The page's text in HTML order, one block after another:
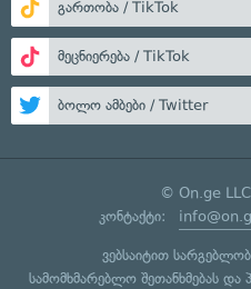
გართობა / TikTok
მეცნიერება / TikTok
ბოლო ამბები / Twitter
© On.ge
კონტაქტი:
ვებსაიტით
სამომხმარებლო შეთანხმებასდა